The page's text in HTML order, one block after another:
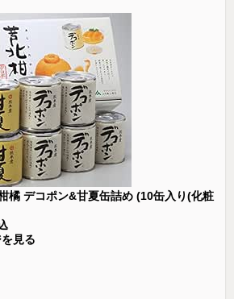
橘 デコポン&甘夏缶詰め (10缶入り(化粧
を見る